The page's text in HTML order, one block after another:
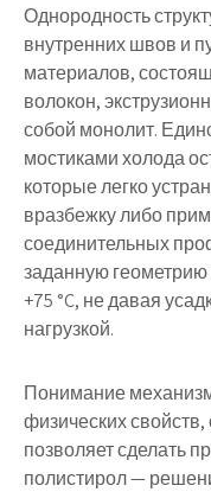
Однородность
внутренних швов и
материалов,
волокон,
собой монолит.
мостиками холода
которые легко
вразбежку либо
соединительных
заданную геометрию
+75 °C, не давая
нагрузкой.
Понимание
физических
позволяет сделать
полистирол —